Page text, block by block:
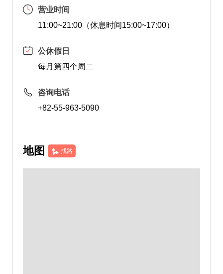
营业时间
11:00~21:00（休息时间15:00~17:00）
公休假日
每月第四个周二
咨询电话
+82-55-963-5090
地图 找路